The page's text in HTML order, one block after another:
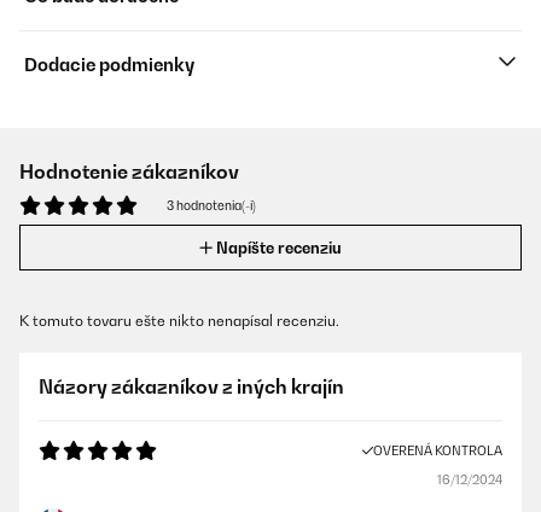
Dodacie podmienky
Hodnotenie zákazníkov
3 hodnotenia(-í)
Napíšte recenziu
K tomuto tovaru ešte nikto nenapísal recenziu.
Názory zákazníkov z iných krajín
OVERENÁ KONTROLA
16/12/2024